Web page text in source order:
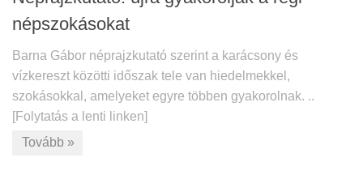
népszokásokat
Barna Gábor néprajzkutató szerint a karácsony és
vízkereszt közötti időszak tele van hiedelmekkel,
szokásokkal, amelyeket egyre többen gyakorolnak. ..
[Folytatás a lenti linken]
Tovább »